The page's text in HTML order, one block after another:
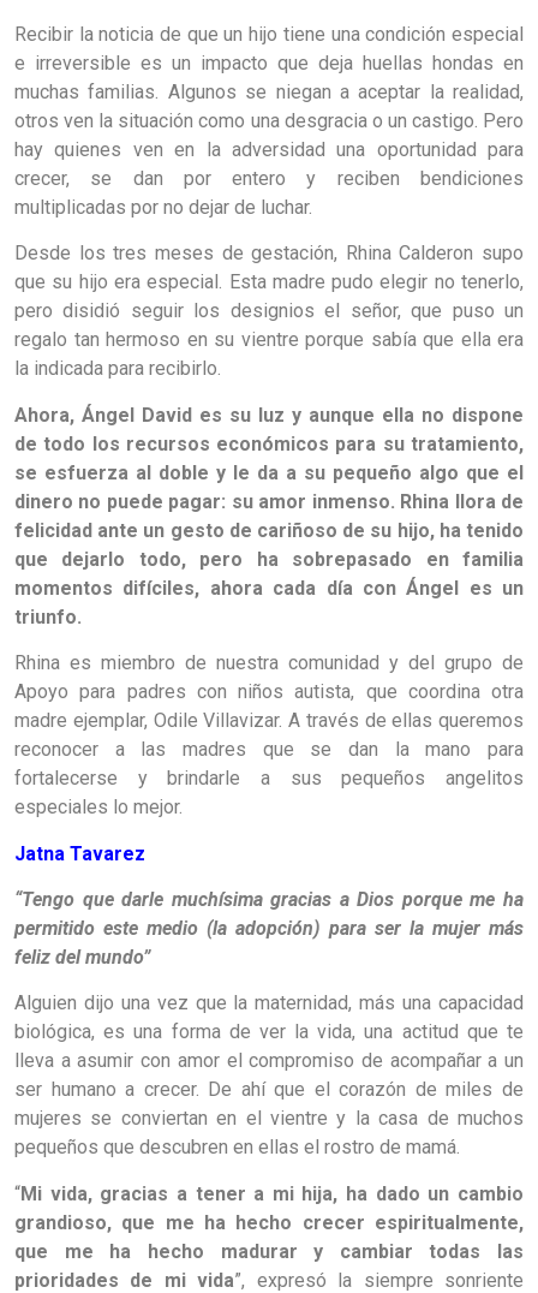
Recibir la noticia de que un hijo tiene una condición especial
e irreversible es un impacto que deja huellas hondas en
muchas familias. Algunos se niegan a aceptar la realidad,
otros ven la situación como una desgracia o un castigo. Pero
hay quienes ven en la adversidad una oportunidad para
crecer, se dan por entero y reciben bendiciones
multiplicadas por no dejar de luchar.
Desde los tres meses de gestación, Rhina Calderon supo
que su hijo era especial. Esta madre pudo elegir no tenerlo,
pero disidió seguir los designios el señor, que puso un
regalo tan hermoso en su vientre porque sabía que ella era
la indicada para recibirlo.
Ahora, Ángel David es su luz y aunque ella no dispone
de todo los recursos económicos para su tratamiento,
se esfuerza al doble y le da a su pequeño algo que el
dinero no puede pagar: su amor inmenso. Rhina llora de
felicidad ante un gesto de cariñoso de su hijo, ha tenido
que dejarlo todo, pero ha sobrepasado en familia
momentos difíciles, ahora cada día con Ángel es un
triunfo.
Rhina es miembro de nuestra comunidad y del grupo de
Apoyo para padres con niños autista, que coordina otra
madre ejemplar, Odile Villavizar. A través de ellas queremos
reconocer a las madres que se dan la mano para
fortalecerse y brindarle a sus pequeños angelitos
especiales lo mejor.
Jatna Tavarez
“Tengo que darle muchísima gracias a Dios porque me ha
permitido este medio (la adopción) para ser la mujer más
feliz del mundo”
Alguien dijo una vez que la maternidad, más una capacidad
biológica, es una forma de ver la vida, una actitud que te
lleva a asumir con amor el compromiso de acompañar a un
ser humano a crecer. De ahí que el corazón de miles de
mujeres se conviertan en el vientre y la casa de muchos
pequeños que descubren en ellas el rostro de mamá.
“Mi vida, gracias a tener a mi hija, ha dado un cambio
grandioso, que me ha hecho crecer espiritualmente,
que me ha hecho madurar y cambiar todas las
prioridades de mi vida”, expresó la siempre sonriente